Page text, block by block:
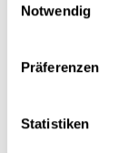
Notwendig
Präferenzen
Statistiken
So können
Mit derSmartphone-
LIST